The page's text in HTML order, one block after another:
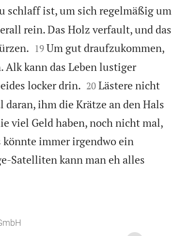
schlaff ist, um sich regelmäßig um
rein. Das Holz verfault, und das

19 Um gut draufzukommen,
Alk kann das Leben lustiger
locker drin.
20 Lästere nicht
ihm die Krätze an den Hals
viel Geld haben, noch nicht mal,
immer irgendwo ein
Satelliten kann man eh alles